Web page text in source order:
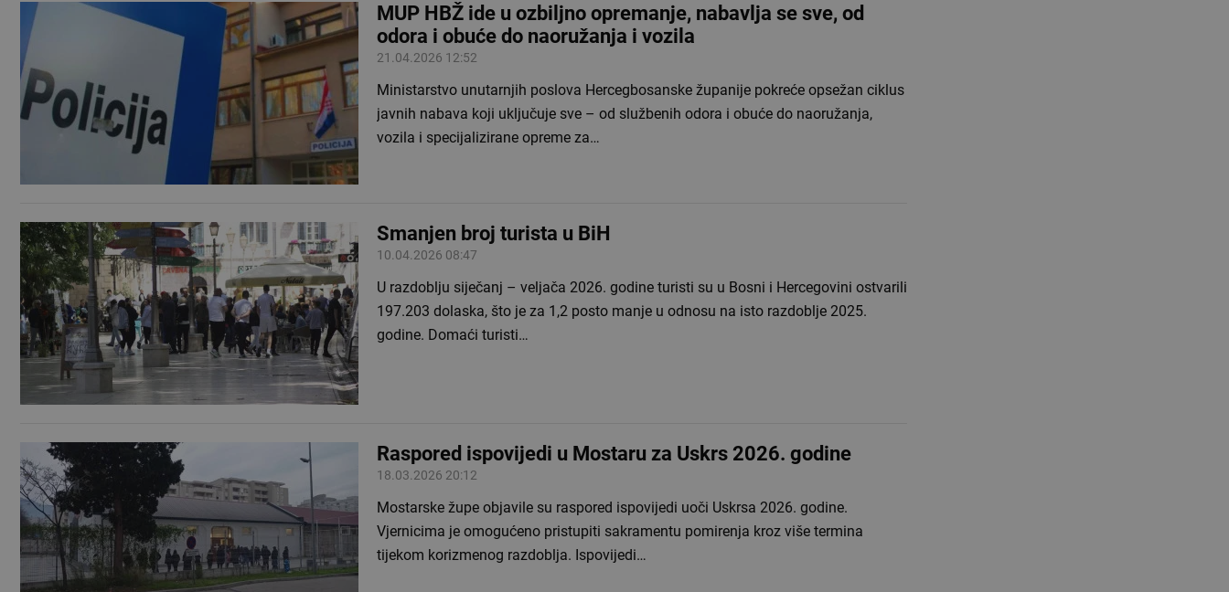
MUP HBŽ ide u ozbiljno opremanje, nabavlja se sve, od
odora i obuće do naoružanja i vozila
21.04.2026 12:52
Ministarstvo unutarnjih poslova Hercegbosanske županije pokreće opsežan ciklus
javnih nabava koji uključuje sve – od službenih odora i obuće do naoružanja,
vozila i specijalizirane opreme za…
Smanjen broj turista u BiH
10.04.2026 08:47
U razdoblju siječanj – veljača 2026. godine turisti su u Bosni i Hercegovini ostvarili
197.203 dolaska, što je za 1,2 posto manje u odnosu na isto razdoblje 2025.
godine. Domaći turisti…
Raspored ispovijedi u Mostaru za Uskrs 2026. godine
18.03.2026 20:12
Mostarske župe objavile su raspored ispovijedi uoči Uskrsa 2026. godine.
Vjernicima je omogućeno pristupiti sakramentu pomirenja kroz više termina
tijekom korizmenog razdoblja. Ispovijedi…